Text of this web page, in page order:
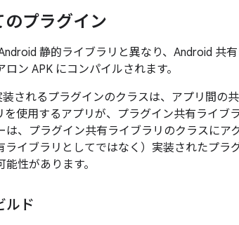
プラグイン
静的ライブラリと異なり、Android 共
ン APK にコンパイルされます。
されるプラグインのクラスは、アプリ間の
を使用するアプリが、プラグイン共有ライブ
、プラグイン共有ライブラリのクラスにア
イブラリとしてではなく）実装されたプラ
性があります。
ルド